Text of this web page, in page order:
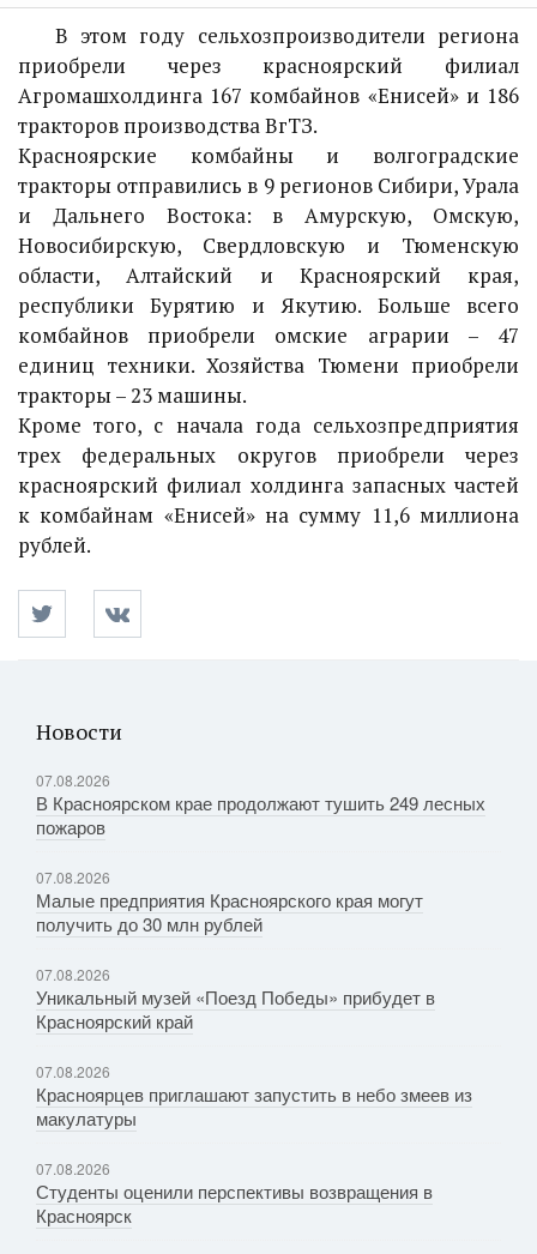
В этом году сельхозпроизводители региона
приобрели через красноярский филиал
Агромашхолдинга 167 комбайнов «Енисей» и 186
тракторов производства ВгТЗ.
Красноярские комбайны и волгоградские
тракторы отправились в 9 регионов Сибири, Урала
и Дальнего Востока: в Амурскую, Омскую,
Новосибирскую, Свердловскую и Тюменскую
области, Алтайский и Красноярский края,
республики Бурятию и Якутию. Больше всего
комбайнов приобрели омские аграрии – 47
единиц техники. Хозяйства Тюмени приобрели
тракторы – 23 машины.
Кроме того, с начала года сельхозпредприятия
трех федеральных округов приобрели через
красноярский филиал холдинга запасных частей
к комбайнам «Енисей» на сумму 11,6 миллиона
рублей.
Новости
07.08.2026
В Красноярском крае продолжают тушить 249 лесных
пожаров
07.08.2026
Малые предприятия Красноярского края могут
получить до 30 млн рублей
07.08.2026
Уникальный музей «Поезд Победы» прибудет в
Красноярский край
07.08.2026
Красноярцев приглашают запустить в небо змеев из
макулатуры
07.08.2026
Студенты оценили перспективы возвращения в
Красноярск